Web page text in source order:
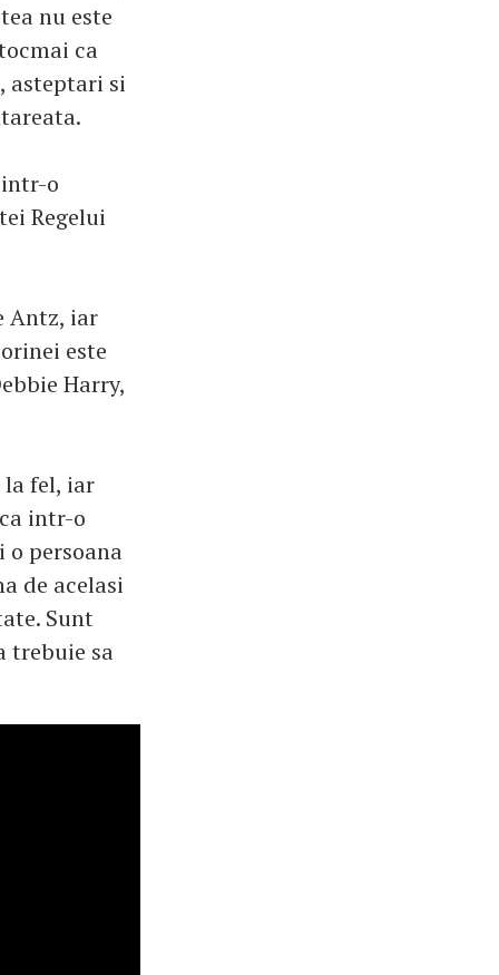
nu este
ca
asteptari si
o
Regelui
Antz, iar
este
Harry,
la fel, iar
intr-o
persoana
de acelasi
Sunt
trebuie sa